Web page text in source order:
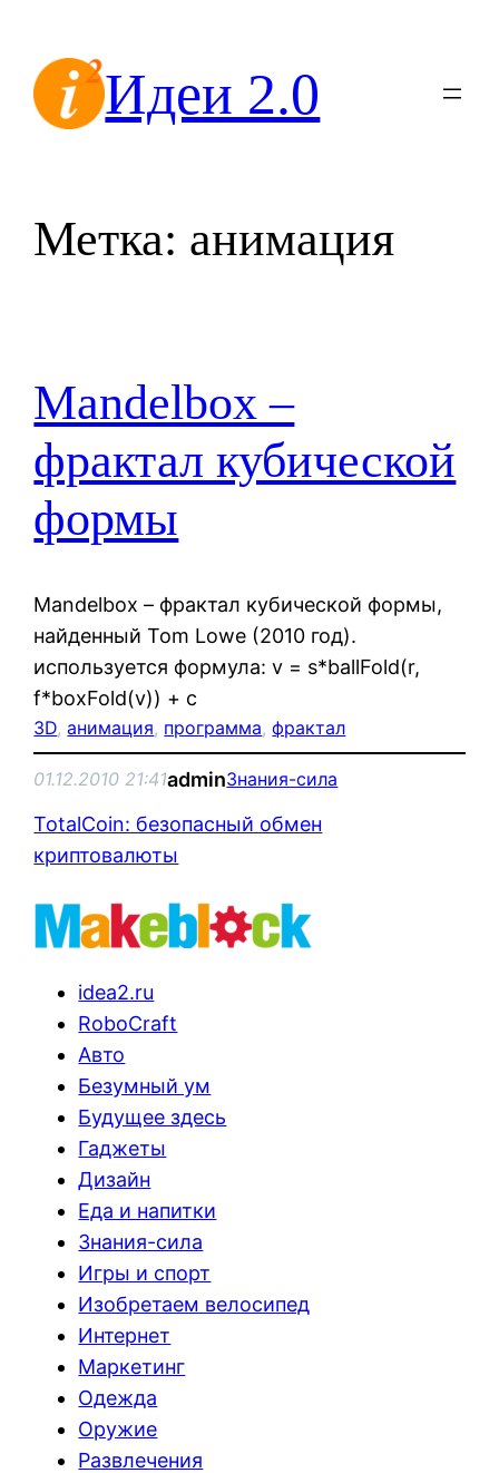
содержимомуИдеи 2.0
Метка: анимация
Mandelbox –
фрактал кубической
формы
Mandelbox – фрактал кубической формы,
найденный Tom Lowe (2010 год).
используется формула: v = s*ballFold(r,
f*boxFold(v)) + c
3D, анимация, программа, фрактал
01.12.2010 21:41adminЗнания-сила
TotalCoin: безопасный обмен
криптовалюты
idea2.ru
RoboCraft
Авто
Безумный ум
Будущее здесь
Гаджеты
Дизайн
Еда и напитки
Знания-сила
Игры и спорт
Изобретаем велосипед
Интернет
Маркетинг
Одежда
Оружие
Развлечения